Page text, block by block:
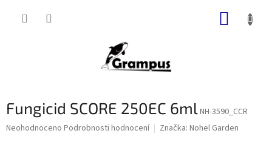
Fungicid SCORE 250EC 6mlNH-3590_CCR
Průměrné
Neohodnoceno Podrobnosti hodnocení Značka: Nohel Garden